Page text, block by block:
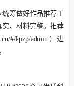
筹做好作品推荐工
、材料完整。推荐
#/kpzp/admin）进